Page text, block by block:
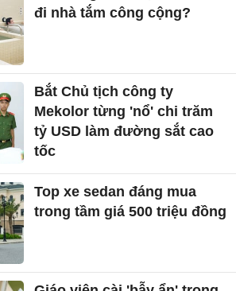
đi nhà tắm công cộng?
Bắt Chủ tịch công ty
Mekolor từng 'nổ' chi trăm
tỷ USD làm đường sắt cao
tốc
Top xe sedan đáng mua
trong tầm giá 500 triệu đồng